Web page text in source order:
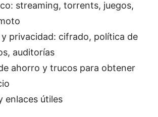
streaming, torrents, juegos,
y privacidad: cifrado, política de
auditorías
ahorro y trucos para obtener
enlaces útiles